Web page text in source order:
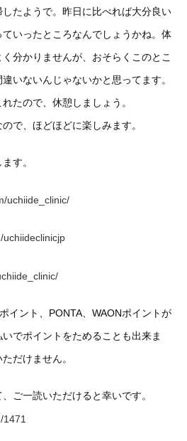
たようで。昨日に比べれば大分良い
いったところなんでしょうかね。体
分かりませんが、おそらくこのとこ
いないんじゃないかと思ってます。
たので、休憩しましょう。
で、ほどほどに楽しみます。
す。
uchiide_clinic/
uchiideclinicjp
イント、PONTA、WAONポイントが
でポイントをためることも出来ま
だけません。
ご一読いただけると幸いです。